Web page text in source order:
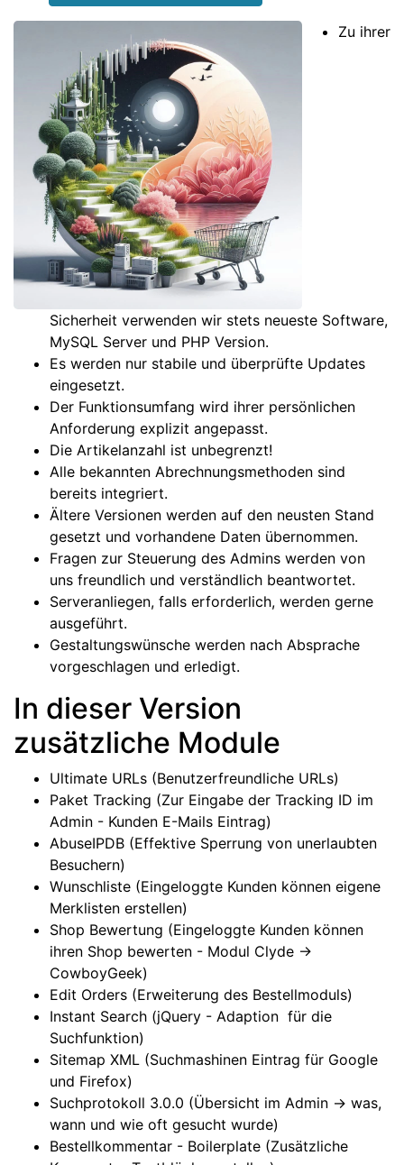
Zu ihrer
Sicherheit verwenden wir stets neueste Software,
MySQL Server und PHP Version.
Es werden nur stabile und überprüfte Updates
eingesetzt.
Der Funktionsumfang wird ihrer persönlichen
Anforderung explizit angepasst.
Die Artikelanzahl ist unbegrenzt!
Alle bekannten Abrechnungsmethoden sind
bereits integriert.
Ältere Versionen werden auf den neusten Stand
gesetzt und vorhandene Daten übernommen.
Fragen zur Steuerung des Admins werden von
uns freundlich und verständlich beantwortet.
Serveranliegen, falls erforderlich, werden gerne
ausgeführt.
Gestaltungswünsche werden nach Absprache
vorgeschlagen und erledigt.
In dieser Version
zusätzliche Module
Ultimate URLs (Benutzerfreundliche URLs)
Paket Tracking (Zur Eingabe der Tracking ID im
Admin - Kunden E-Mails Eintrag)
AbuseIPDB (Effektive Sperrung von unerlaubten
Besuchern)
Wunschliste (Eingeloggte Kunden können eigene
Merklisten erstellen)
Shop Bewertung (Eingeloggte Kunden können
ihren Shop bewerten - Modul Clyde ->
CowboyGeek)
Edit Orders (Erweiterung des Bestellmoduls)
Instant Search (jQuery - Adaption für die
Suchfunktion)
Sitemap XML (Suchmashinen Eintrag für Google
und Firefox)
Suchprotokoll 3.0.0 (Übersicht im Admin -> was,
wann und wie oft gesucht wurde)
Bestellkommentar - Boilerplate (Zusätzliche